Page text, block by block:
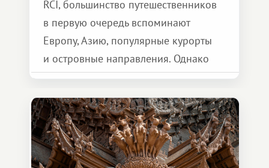
RCI, большинство путешественников
в первую очередь вспоминают
Европу, Азию, популярные курорты
и островные направления. Однако
возможности обменной системы
значительно шире. Среди них есть
и Африка — континент, который
способен подарить совершенно иной
формат путешествия.